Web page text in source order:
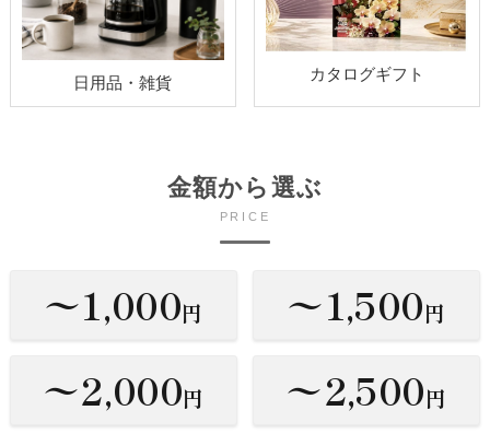
日用品・雑貨 カタログギフト
金額から選ぶ
PRICE
〜1,000円 〜1,500円
〜2,000円 〜2,500円